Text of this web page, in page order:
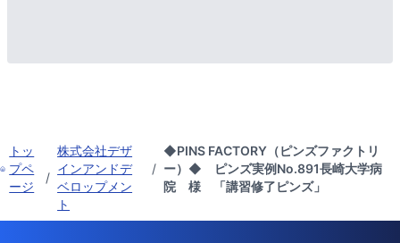
トッ
プペ
ージ
/
株式会社デザ
インアンドデ
ベロップメン
ト
/
◆PINS FACTORY（ピンズファクトリ
ー）◆ ピンズ実例No.891長崎大学病
院 様 「講習修了ピンズ」